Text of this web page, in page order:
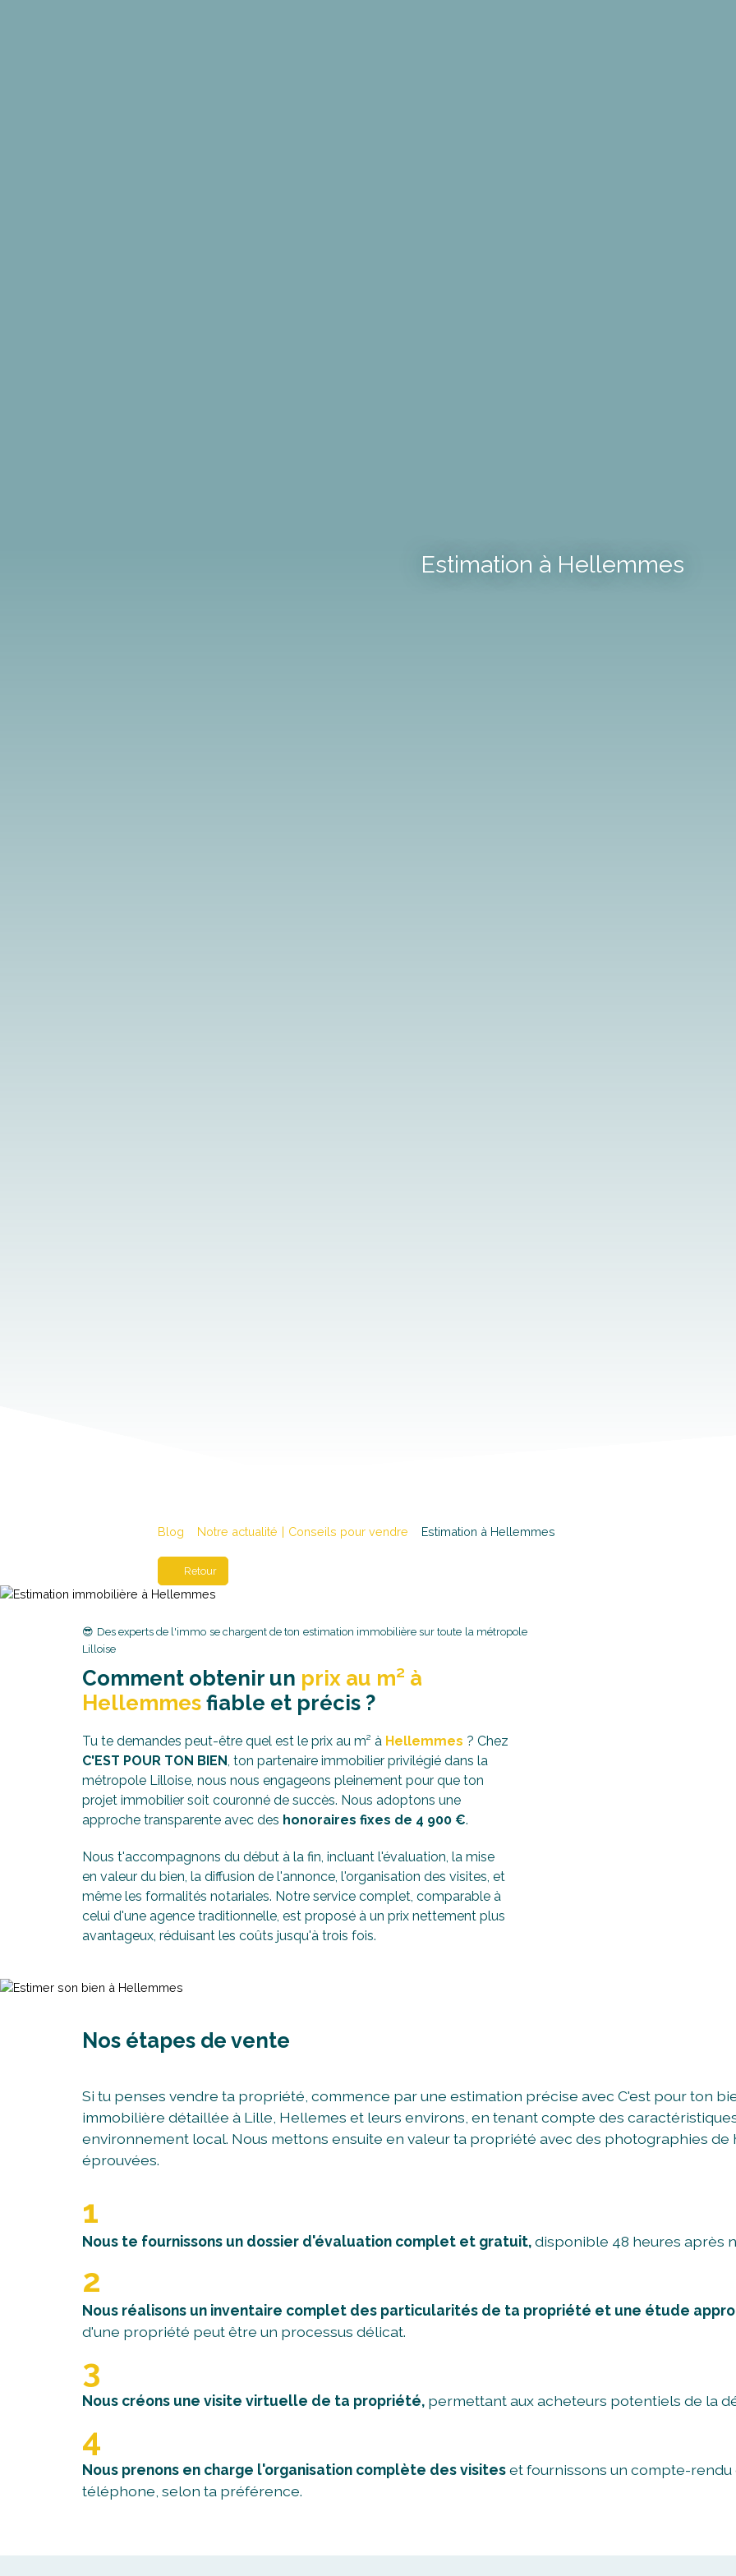
Estimation à Hellemmes
Blog Notre actualité | Conseils pour vendre Estimation à Hellemmes
Retour
😎 Des experts de l'immo se chargent de ton estimation immobilière sur toute la métropole
Lilloise
Comment obtenir un prix au m² à
Hellemmes fiable et précis ?
Tu te demandes peut-être quel est le prix au m² à Hellemmes ? Chez
C'EST POUR TON BIEN , ton partenaire immobilier privilégié dans la
métropole Lilloise, nous nous engageons pleinement pour que ton
projet immobilier soit couronné de succès. Nous adoptons une
approche transparente avec des honoraires fixes de 4 900 €.
Nous t'accompagnons du début à la fin, incluant l'évaluation, la mise
en valeur du bien, la diffusion de l'annonce, l'organisation des visites, et
même les formalités notariales. Notre service complet, comparable à
celui d'une agence traditionnelle, est proposé à un prix nettement plus
avantageux, réduisant les coûts jusqu'à trois fois.
Nos étapes de vente
Si tu penses vendre ta propriété, commence par une estimation précise avec C'est pour ton
immobilière détaillée à Lille, Hellemes et leurs environs, en tenant compte des
environnement local. Nous mettons ensuite en valeur ta propriété avec des photographies
éprouvées.
1
Nous te fournissons un dossier d'évaluation complet et gratuit,disponible 48 heures après
2
Nous réalisons un inventaire complet des particularités de ta propriété et une étude
d'une propriété peut être un processus délicat.
3
Nous créons une visite virtuelle de ta propriété, permettant aux acheteurs potentiels de la
4
Nous prenons en charge l'organisation complète des visiteset fournissons un compte-
téléphone, selon ta préférence.